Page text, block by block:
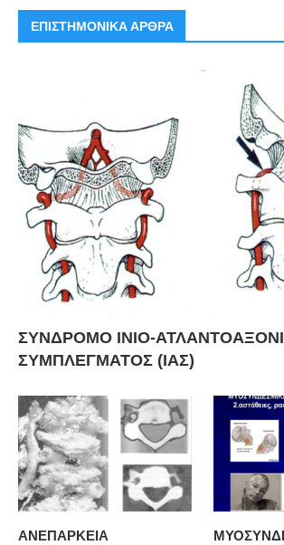
ΕΠΙΣΤΗΜΟΝΙΚΑ ΑΡΘΡΑ
ΣΥΝΔΡΟΜΟ ΙΝΙΟ-
ΣΥΜΠΛΕΓΜΑΤΟΣ (ΙΑΣ)
ΑΝΕΠΑΡΚΕΙΑ